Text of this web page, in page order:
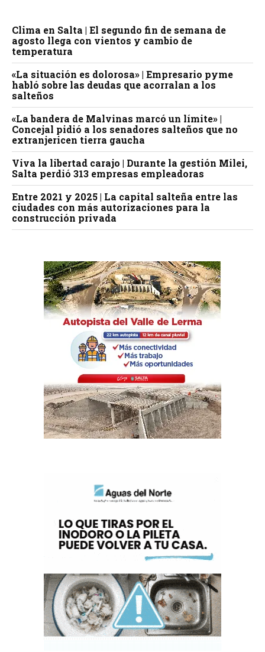
Clima en Salta | El segundo fin de semana de
agosto llega con vientos y cambio de
temperatura
«La situación es dolorosa» | Empresario pyme
habló sobre las deudas que acorralan a los
salteños
«La bandera de Malvinas marcó un límite» |
Concejal pidió a los senadores salteños que no
extranjericen tierra gaucha
Viva la libertad carajo | Durante la gestión Milei,
Salta perdió 313 empresas empleadoras
Entre 2021 y 2025 | La capital salteña entre las
ciudades con más autorizaciones para la
construcción privada